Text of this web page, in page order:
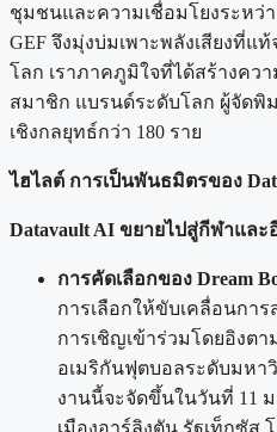
ชุมชนและความเชื่อมโยงระหว่
GEF จึงมุ่งบ่มเพาะพลังเสียงที่
โลก เราภาคภูมิใจที่ได้สร้างค
สมาชิก แบรนด์ระดับโลก ผู้จัด
เชิงกลยุทธ์กว่า 180 ราย
ไฮไลต์ การเป็นพันธมิตรของ
Datavault AI ขยายไปสู่กีฬาและ
การคัดเลือกของ Dream
การเลือกให้ขับเคลื่อนกา
การเชิญเข้าร่วมโดยอิงต
อเมริกันฟุตบอลระดับมหา
งานนี้จะจัดขึ้นในวันที่ 11 ม
เมืองอาร์ลิงตัน รัฐเท็กซัส